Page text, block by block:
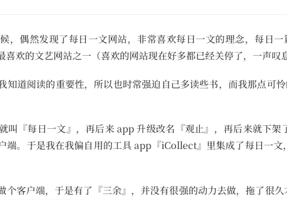
，偶然发现了每日一文网站，非常喜欢每日一文的理念，每日
欢的文艺网站之一（喜欢的网站现在好多都已经关停了，一声叹息
知道阅读的重要性，所以也时常强迫自己多读些书，而我那点可
叫『每日一文』，再后来 app 升级改名『观止』，再后来就下架
端。于是我在我偏自用的工具 app『iCollect』里集成了每日一
个客户端，于是有了『三余』，并没有很强的动力去做，拖了很